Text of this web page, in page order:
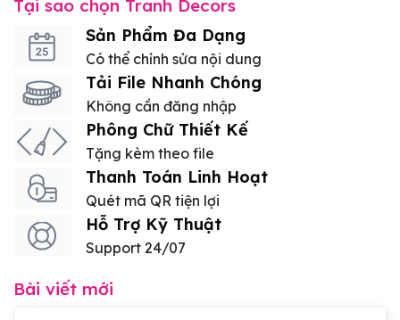
Tại sao chọn Tranh Decors
Sản Phẩm Đa Dạng
Có thể chỉnh sửa nội dung
Tải File Nhanh Chóng
Không cần đăng nhập
Phông Chữ Thiết Kế
Tặng kèm theo file
Thanh Toán Linh Hoạt
Quét mã QR tiện lợi
Hỗ Trợ Kỹ Thuật
Support 24/07
Bài viết mới